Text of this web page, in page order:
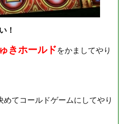
！
きホールドをかましてやり
てコールドゲームにしてやり